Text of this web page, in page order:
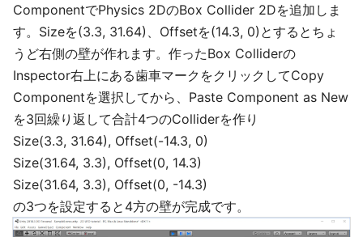
ComponentでPhysics 2DのBox Collider 2Dを追加しま
す。Sizeを(3.3, 31.64)、Offsetを(14.3, 0)とするとちょ
うど右側の壁が作れます。作ったBox Colliderの
Inspector右上にある歯車マークをクリックしてCopy
Componentを選択してから、Paste Component as New
を3回繰り返して合計4つのColliderを作り
Size(3.3, 31.64), Offset(-14.3, 0)
Size(31.64, 3.3), Offset(0, 14.3)
Size(31.64, 3.3), Offset(0, -14.3)
の3つを設定すると4方の壁が完成です。